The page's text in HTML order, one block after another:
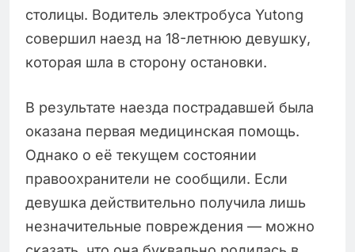
столицы. Водитель электробуса Yutong
совершил наезд на 18-летнюю девушку,
которая шла в сторону остановки.
В результате наезда пострадавшей была
оказана первая медицинская помощь.
Однако о её текущем состоянии
правоохранители не сообщили. Если
девушка действительно получила лишь
незначительные повреждения — можно